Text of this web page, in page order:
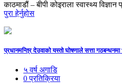
काठमाडौं – बीपी कोइराला स्वास्थ्य
पुरा हेर्नुहोस
प्रधानमन्त्रि देउवाको यस्तो घोषणाले सत्ता
५ वर्ष अगाडि
0 प्रतिक्रिया